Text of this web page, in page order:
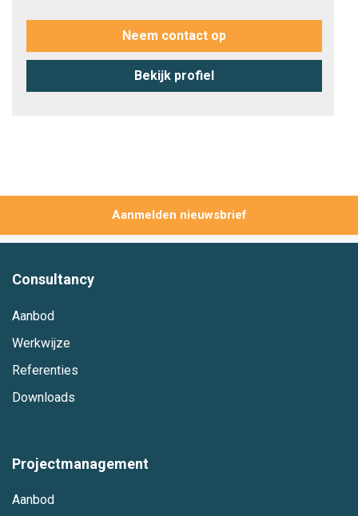
Neem contact op
Bekijk profiel
Aanmelden
Consultancy
Aanbod
Werkwijze
Referenties
Downloads
Projectmanagement
Aanbod